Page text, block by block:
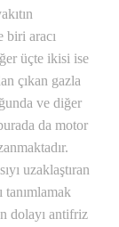
biri aracı
üçte ikisi ise
çıkan gazla
ve diğer
da motor
uzaklaştıran
tanımlamak
dolayı antifriz